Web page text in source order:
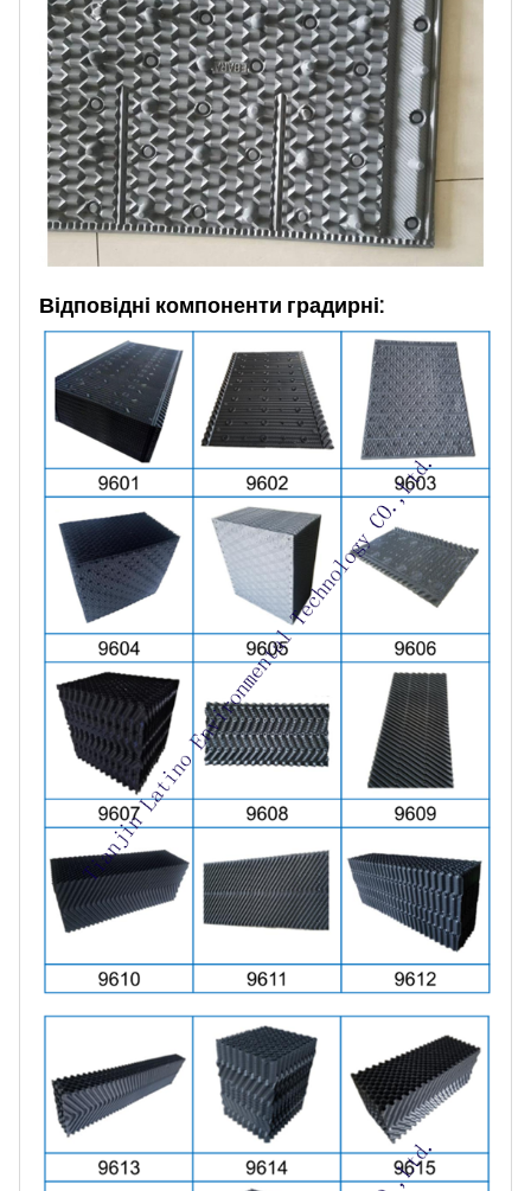
Відповідні компоненти градирні: